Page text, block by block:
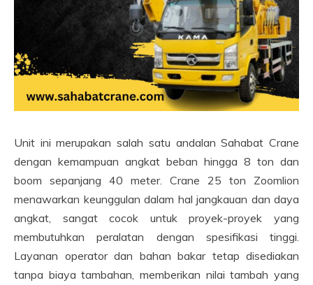
Unit ini merupakan salah satu andalan Sahabat Crane
dengan kemampuan angkat beban hingga 8 ton dan
boom sepanjang 40 meter. Crane 25 ton Zoomlion
menawarkan keunggulan dalam hal jangkauan dan daya
angkat, sangat cocok untuk proyek-proyek yang
membutuhkan peralatan dengan spesifikasi tinggi.
Layanan operator dan bahan bakar tetap disediakan
tanpa biaya tambahan, memberikan nilai tambah yang